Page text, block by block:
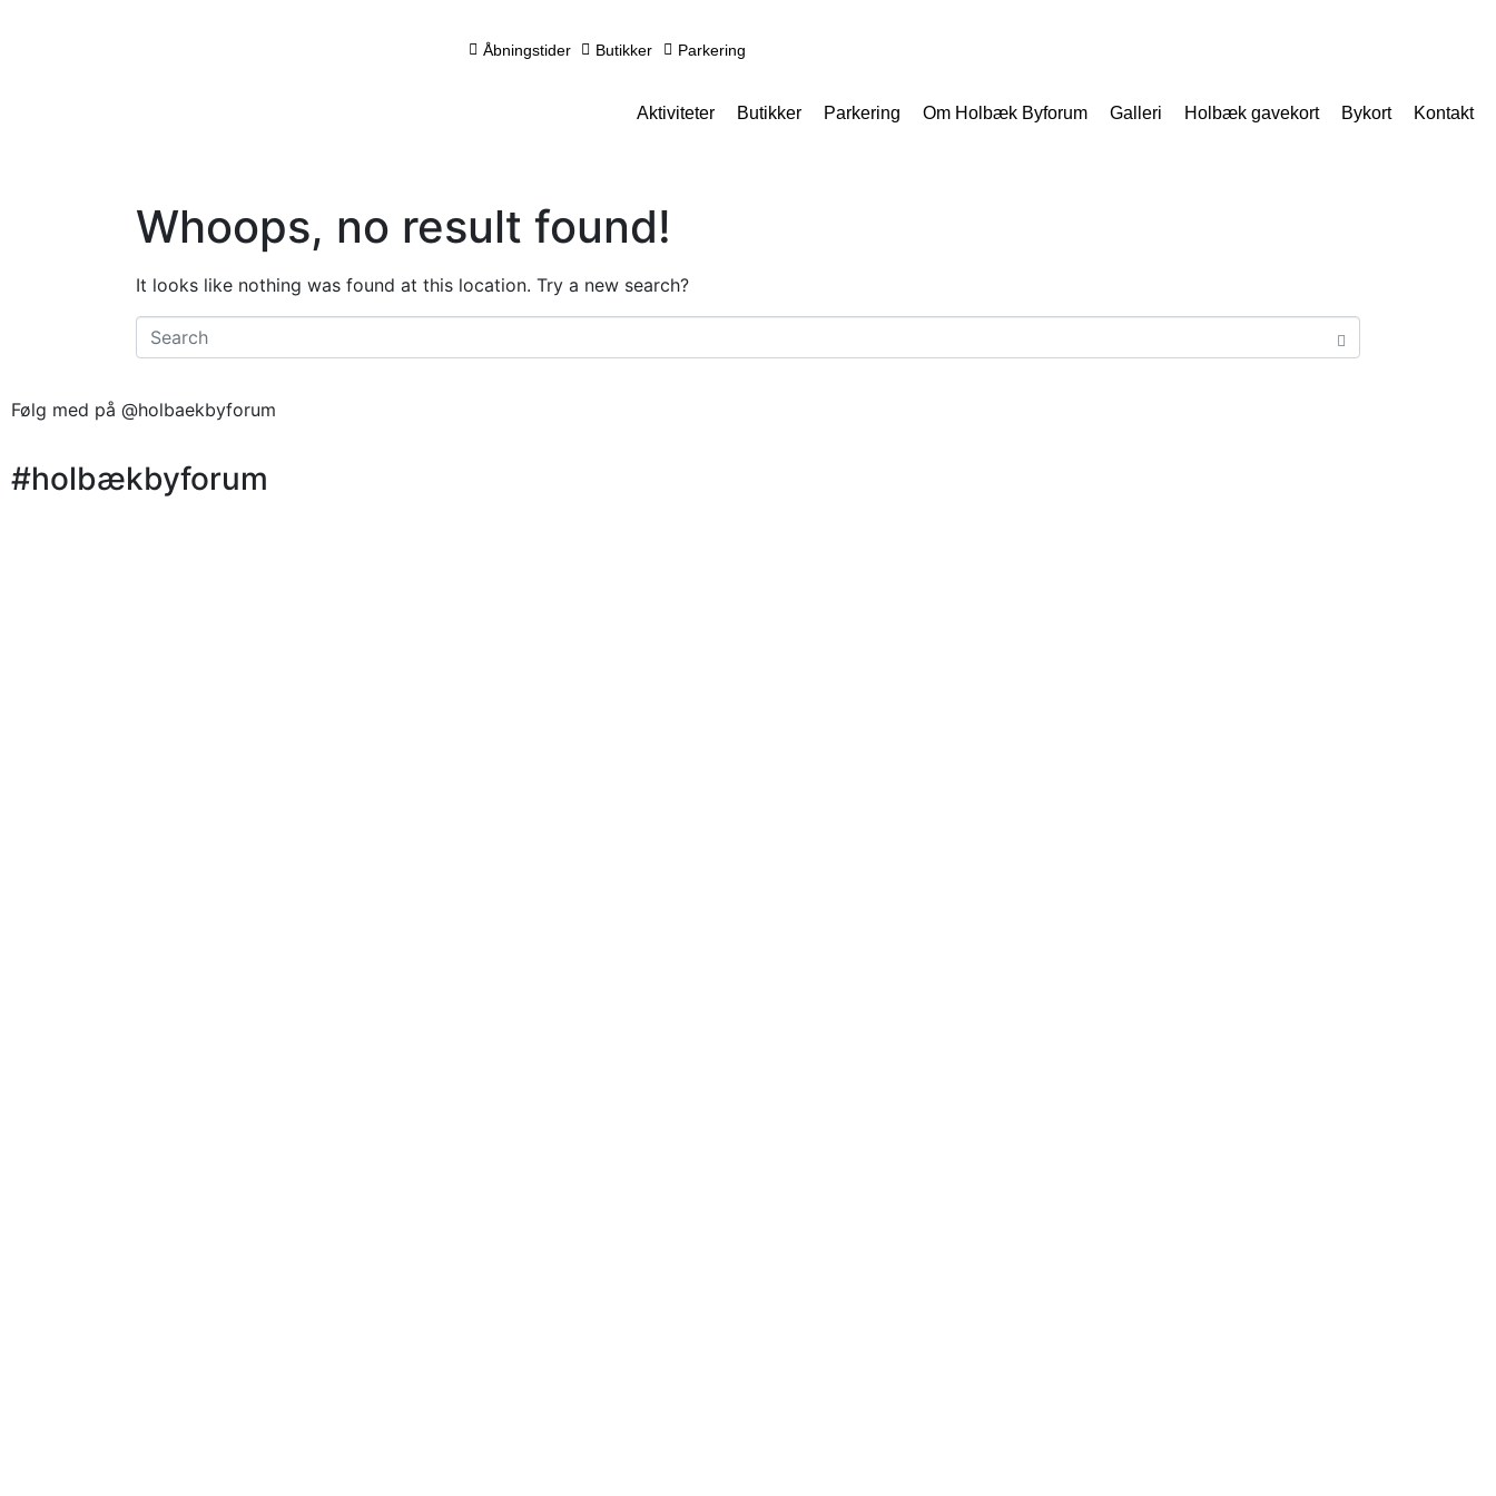
Åbningstider Butikker Parkering
Aktiviteter Butikker Parkering Om Holbæk Byforum Galleri Holbæk gavekort Bykort Kontakt
Whoops, no result found!
It looks like nothing was found at this location. Try a new search?
Følg med på @holbaekbyforum
#holbækbyforum